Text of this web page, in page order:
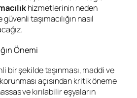
hizmetlerinin neden
taşımacılığın nasıl
Önemi
bir şekilde taşınması, maddi ve
açısından kritik öneme
ve kırılabilir eşyaların